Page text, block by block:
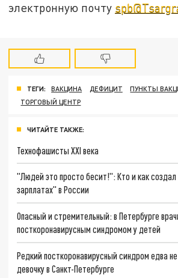
электронную почту
ТЕГИ: ВАКЦИНА ДЕФИЦИТ
ПУНКТЫ
ТОРГОВЫЙ ЦЕНТР
ЧИТАЙТЕ ТАКЖЕ:
Технофашисты XXI века
"Людей это просто бесит!": Кто и как
зарплатах" в России
Опасный и стремительный: в Петербурге
посткоронавирусным синдромом у детей
Редкий посткоронавирусный синдром едва
девочку в Санкт-Петербурге